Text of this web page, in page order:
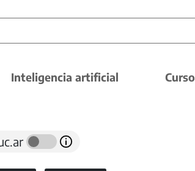
Inteligencia artificial